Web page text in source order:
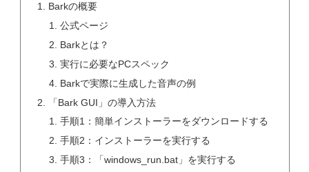
Barkの概要
公式ページ
Barkとは？
実行に必要なPCスペック
Barkで実際に生成した音声の例
「Bark GUI」の導入方法
手順1：簡単インストーラーをダウンロードする
手順2：インストーラーを実行する
手順3：「windows_run.bat」を実行する